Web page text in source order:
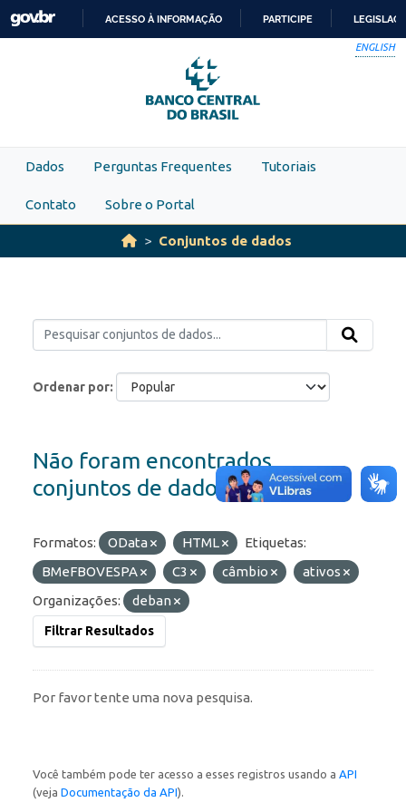
Skip to main content
PARA
O
CONTEÚDO
ACESSO À INFORMAÇÃO PARTICIPE
ENGLISH
Dados Perguntas Frequentes Tutoriais
Contato Sobre o Portal
Conjuntos de dados
Ordenar por
Não foram encontrados
conjuntos de dados
Formatos: OData HTML
Etiquetas:
BMeFBOVESPA
C3 câmbio
ativos
Organizações:
deban
Filtrar Resultados
Por favor tente uma nova pesquisa.
Você também pode ter acesso a esses registros usando a API
(veja Documentação da API).